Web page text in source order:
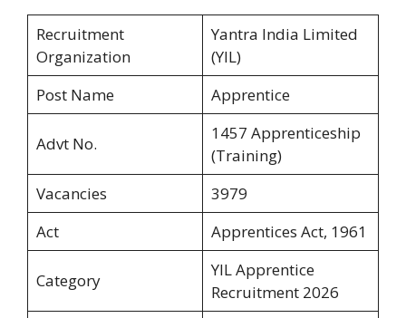
Recruitment
Organization
Yantra India Limited
(YIL)
Post Name
Apprentice
Advt No.
1457 Apprenticeship
(Training)
Vacancies
3979
Act
Apprentices Act, 1961
Category
YIL Apprentice
Recruitment 2026